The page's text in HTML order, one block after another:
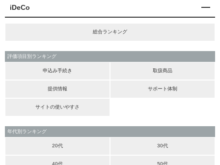
iDeCo
総合ランキング
評価項目別ランキング
申込み手続き 取扱商品
提供情報 サポート体制
サイトの使いやすさ
年代別ランキング
20代 30代
40代 50代